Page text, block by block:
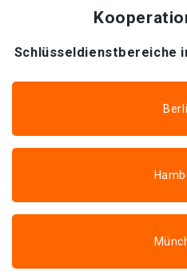
Schlüsseldienstbereiche